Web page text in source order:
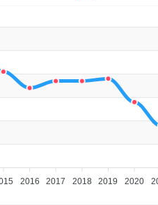
2016 2017 2018 2019 2020